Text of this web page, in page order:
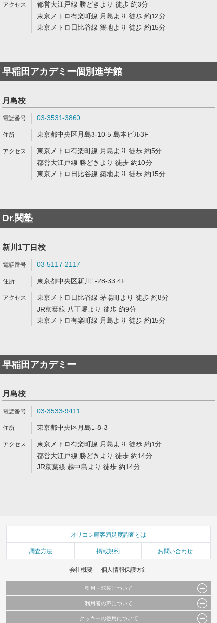
都営大江戸線 勝どきより 徒歩 約3分
東京メトロ有楽町線 月島より 徒歩 約12分
東京メトロ日比谷線 築地より 徒歩 約15分
早稲田アカデミー個別進学館
月島校
03-3531-3860
東京都中央区月島3-10-5 島本ビル3F
東京メトロ有楽町線 月島より 徒歩 約5分
都営大江戸線 勝どきより 徒歩 約10分
東京メトロ日比谷線 築地より 徒歩 約15分
Dr.関塾
新川1丁目校
03-5117-2117
東京都中央区新川1-28-33 4F
東京メトロ日比谷線 茅場町より 徒歩 約8分
JR京葉線 八丁堀より 徒歩 約9分
東京メトロ有楽町線 月島より 徒歩 約15分
早稲田アカデミー
月島校
03-3533-9411
東京都中央区月島1-8-3
東京メトロ有楽町線 月島より 徒歩 約1分
都営大江戸線 勝どきより 徒歩 約14分
JR京葉線 越中島より 徒歩 約14分
オリコン顧客満足度調査とは
調査方法 掲載規約 お問い合わせ
会社概要 個人情報保護方針
引用・転載について
当サイトで公開されている情報（文字、写真、イラスト、画像データ等）及びこれらの配
利用者の声について
当サイトに掲載している内容はすべてサービスの利用者が提出された見解・感想です。
クッキーの使用について